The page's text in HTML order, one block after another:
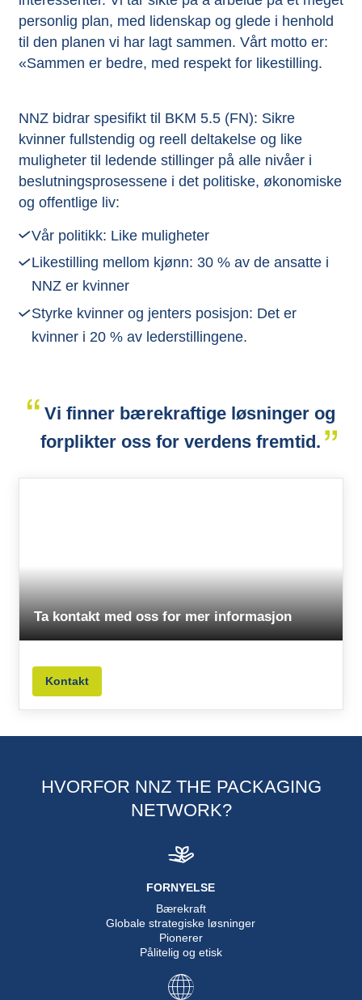
personlig plan, med lidenskap og glede i henhold
til den planen vi har lagt sammen. Vårt motto er:
«Sammen er bedre, med respekt for likestilling.
NNZ bidrar spesifikt til BKM 5.5 (FN): Sikre
kvinner fullstendig og reell deltakelse og like
muligheter til ledende stillinger på alle nivåer i
beslutningsprosessene i det politiske, økonomiske
og offentlige liv:
Vår politikk: Like muligheter
Likestilling mellom kjønn: 30 % av de ansatte i
NNZ er kvinner
Styrke kvinner og jenters posisjon: Det er
kvinner i 20 % av lederstillingene.
Vi finner bærekraftige løsninger og
forplikter oss for verdens fremtid.
Ta kontakt med oss for mer informasjon
Kontakt
HVORFOR NNZ THE PACKAGING
NETWORK?
FORNYELSE
Bærekraft
Globale strategiske løsninger
Pionerer
Pålitelig og etisk